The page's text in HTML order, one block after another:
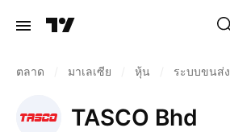
ตลาด มาเลเซีย หุ้น ระบบขนส่ง
TASCO Bhd